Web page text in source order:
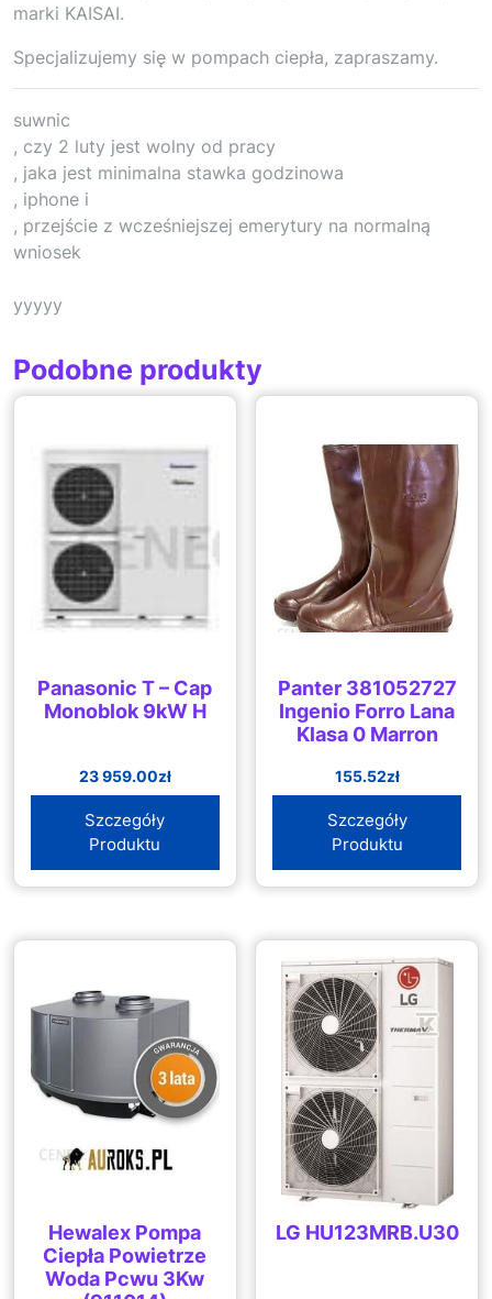
marki KAISAI.
Specjalizujemy się w pompach ciepła, zapraszamy.
suwnic
, czy 2 luty jest wolny od pracy
, jaka jest minimalna stawka godzinowa
, iphone i
, przejście z wcześniejszej emerytury na normalną
wniosek
yyyyy
Podobne produkty
Panasonic T – Cap
Monoblok 9kW H
23 959.00zł
Szczegóły
Produktu
Panter 381052727
Ingenio Forro Lana
Klasa 0 Marron
155.52zł
Szczegóły
Produktu
Hewalex Pompa
Ciepła Powietrze
Woda Pcwu 3Kw
LG HU123MRB.U30